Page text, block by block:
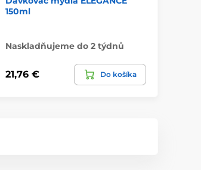
150ml
Naskladňujeme do 2 týdnů
21,76 € Do košíka